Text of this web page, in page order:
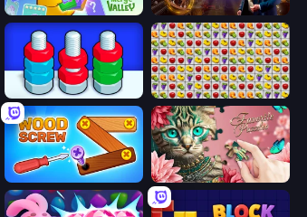
Farm Merge Valley Hidden Object: Clues and Mysteries
Same Game Fruit Collapse
Wood Screw: Bolts Puzzle Favorite Puzzles